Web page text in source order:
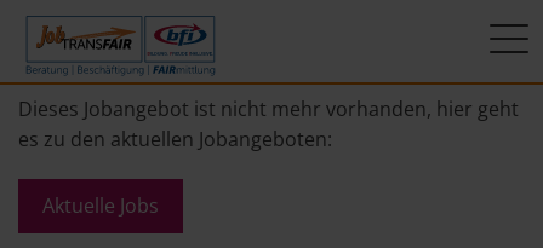
Dieses Jobangebot ist nicht mehr vorhanden, hier geht
es zu den aktuellen Jobangeboten:
Aktuelle Jobs
Mein Weg zum Job
Beschäftigung
ÜBER UNS
KI-Manifest
Interner Bereich
JobImpuls